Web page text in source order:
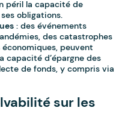
péril la capacité de
obligations.
: des événements
des catastrophes
peuvent
capacité d’épargne des
de fonds, y compris via
sur les